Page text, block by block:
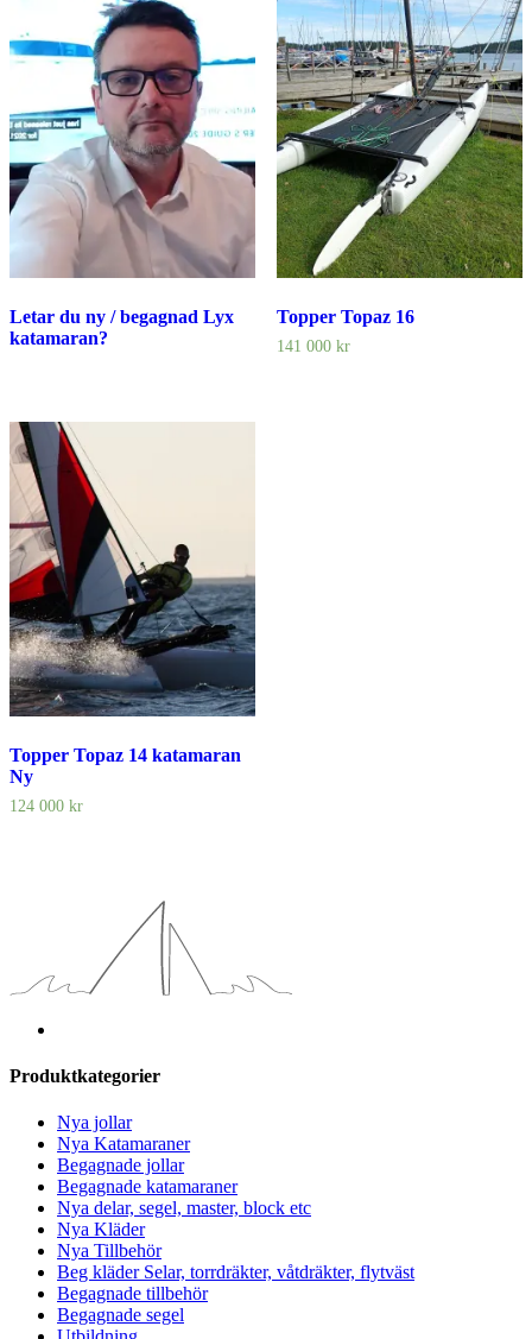
Letar du ny / begagnad Lyx
katamaran?
Topper Topaz 16
141 000 kr
Topper Topaz 14 katamaran
Ny
124 000 kr
Produktkategorier
Nya jollar
Nya Katamaraner
Begagnade jollar
Begagnade katamaraner
Nya delar, segel, master, block etc
Nya Kläder
Nya Tillbehör
Beg kläder Selar, torrdräkter, våtdräkter, flytväst
Begagnade tillbehör
Begagnade segel